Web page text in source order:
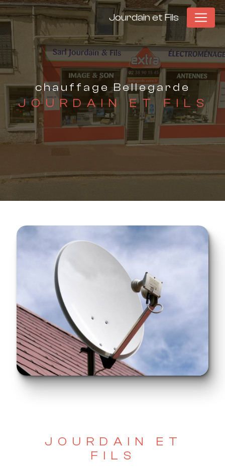
Jourdain et Fils
chauffage Bellegarde
JOURDAIN ET FILS
JOURDAIN ET
FILS
Panneau de gestion des cookies